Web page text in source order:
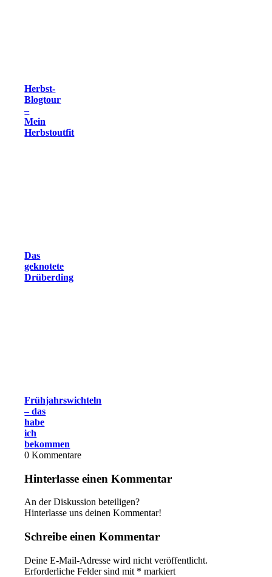
Herbst-
Blogtour
–
Mein
Herbstoutfit
Das
geknotete
Drüberding
Frühjahrswichteln
– das
habe
ich
bekommen
0 Kommentare
Hinterlasse einen Kommentar
An der Diskussion beteiligen?
Hinterlasse uns deinen Kommentar!
Schreibe einen Kommentar
Deine E-Mail-Adresse wird nicht veröffentlicht.
Erforderliche Felder sind mit * markiert